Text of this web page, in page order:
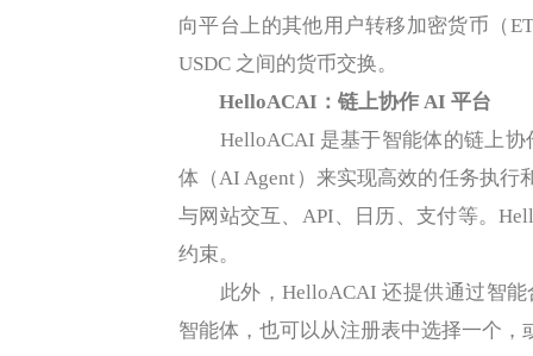
向平台上的其他用户转移加密货币（
USDC 之间的货币交换。
HelloACAI：链上协作 AI 平台
HelloACAI 是基于智能体的链上协
体（AI Agent）来实现高效的任务执
与网站交互、API、日历、支付等。
约束。
此外，HelloACAI 还提供通过智能
智能体，也可以从注册表中选择一个，